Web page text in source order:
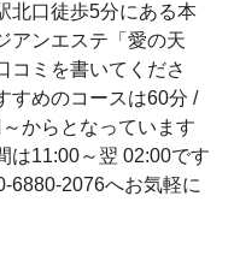
北口徒歩5分にある本
アンエステ「愛の天
コミを書いてくださ
すめのコースは60分 /
からとなっています
は11:00～翌 02:00です
6880-2076へお気軽に